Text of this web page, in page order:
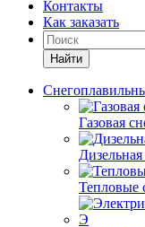
Контакты
Как заказать
Найти
Газовая
Тепловые